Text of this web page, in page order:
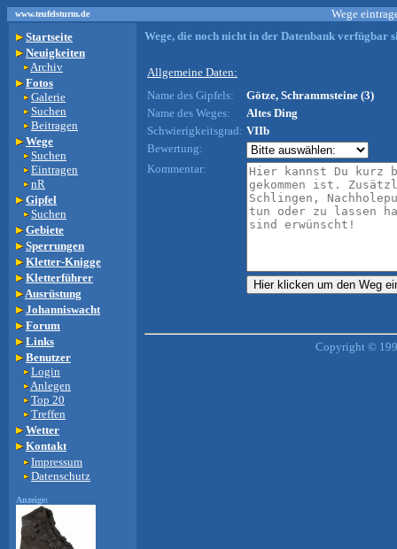
www.teufelsturm.de
Wege
Startseite
Neuigkeiten
Archiv
Fotos
Galerie
Suchen
Beitragen
Wege
Suchen
Eintragen
nR
Gipfel
Suchen
Gebiete
Sperrungen
Kletter-Knigge
Kletterführer
Ausrüstung
Johanniswacht
Forum
Links
Benutzer
Login
Anlegen
Top 20
Treffen
Wetter
Kontakt
Impressum
Datenschutz
Anzeige:
Wege, die noch nicht in der Datenbank verfügbar
Allgemeine Daten:
Name des Gipfels:
Götze, Schrammsteine (3)
Name des Weges:
Altes Ding
Schwierigkeitsgrad: VIIb
Bewertung:
Kommentar:
Copyright ©